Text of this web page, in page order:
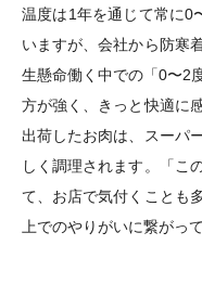
温度は1年を通じて常に0
いますが、会社から防寒
生懸命働く中での「0〜2
方が強く、きっと快適に
出荷したお肉は、スーパ
しく調理されます。「こ
て、お店で気付くことも
上でのやりがいに繋がっ